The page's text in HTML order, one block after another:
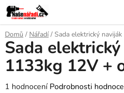
Přejít
na
obsah
Domů / Nářadí / Sada elektrický
Sada
1133kg 12V +
Průměrné
1 hodnocení Podrobnosti